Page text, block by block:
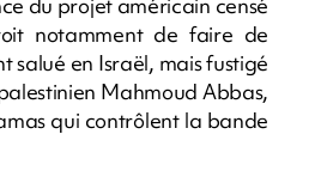
notamment de faire de
salué en Israël, mais fustigé
Mahmoud Abbas,
qui contrôlent la bande